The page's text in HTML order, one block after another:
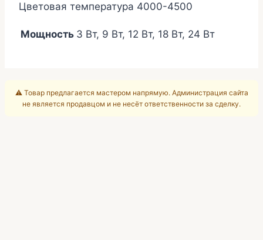
Цветовая температура 4000-4500
Мощность 3 Вт, 9 Вт, 12 Вт, 18 Вт, 24 Вт
⚠️ Товар предлагается мастером напрямую. Администрация сайта
не является продавцом и не несёт ответственности за сделку.